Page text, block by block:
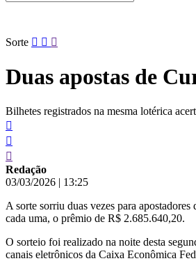
Pular
conteúdo
Sorte
Duas apostas de
Bilhetes registrados na mesma lotérica
Redação
03/03/2026 | 13:25
A sorte sorriu duas vezes para
cada uma, o prêmio de R$ 2.685.640,20.
O sorteio foi realizado na noite desta
canais eletrônicos da Caixa Econômica